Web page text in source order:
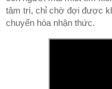
tâm trí, chỉ chờ đợi được
chuyển hóa nhận thức.